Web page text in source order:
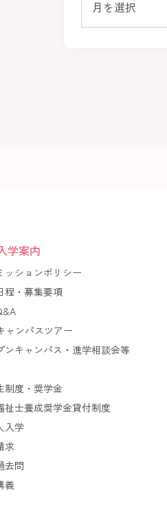
学案内
ッションポリシー
程・募集要項
ャンパスツアー
ンキャンパス・進学相談会等
制度・奨学金
祉士養成奨学金貸付制度
入学
求
去問
義